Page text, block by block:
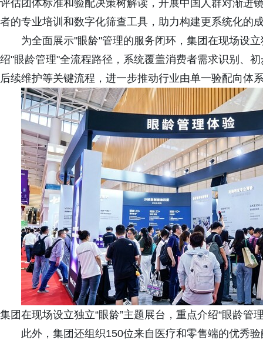
评估团体标准和验配决策树解读，开展中国人群对渐进
者的专业培训和数字化筛查工具，助力构建更系统化的
为全面展示"眼龄"管理的服务闭环，集团在现场设
绍"眼龄管理"全流程路径，系统覆盖消费者需求识别、
后续维护等关键流程，进一步推动行业由单一验配向体
集团在现场设立独立“眼龄”主题展台，重点介绍“眼龄管
此外，集团还组织150位来自医疗和零售端的优秀